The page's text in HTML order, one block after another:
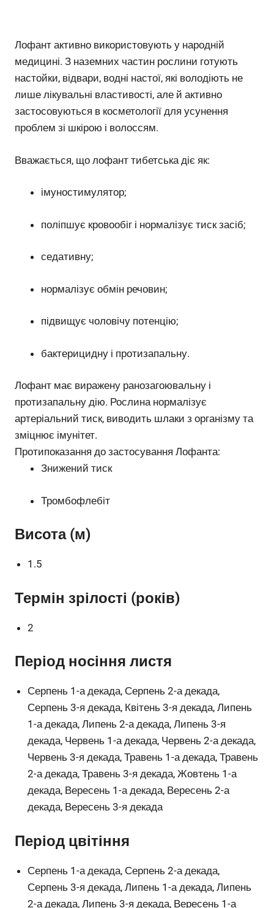
Лофант активно використовують у народній
медицині. З наземних частин рослини готують
настойки, відвари, водні настої, які володіють не
лише лікувальні властивості, але й активно
застосовуються в косметології для усунення
проблем зі шкірою і волоссям.
Вважається, що лофант тибетська діє як:
імуностимулятор;
поліпшує кровообіг і нормалізує тиск засіб;
седативну;
нормалізує обмін речовин;
підвищує чоловічу потенцію;
бактерицидну і протизапальну.
Лофант має виражену ранозагоювальну і
протизапальну дію. Рослина нормалізує
артеріальний тиск, виводить шлаки з організму та
зміцнює імунітет.
Протипоказання до застосування Лофанта:
Знижений тиск
Тромбофлебіт
Висота (м)
1.5
Термін зрілості (років)
2
Період носіння листя
Серпень 1-а декада, Серпень 2-а декада,
Серпень 3-я декада, Квітень 3-я декада, Липень
1-а декада, Липень 2-а декада, Липень 3-я
декада, Червень 1-а декада, Червень 2-а декада,
Червень 3-я декада, Травень 1-а декада, Травень
2-а декада, Травень 3-я декада, Жовтень 1-а
декада, Вересень 1-а декада, Вересень 2-а
декада, Вересень 3-я декада
Період цвітіння
Серпень 1-а декада, Серпень 2-а декада,
Серпень 3-я декада, Липень 1-а декада, Липень
2-а декада, Липень 3-я декада, Вересень 1-а